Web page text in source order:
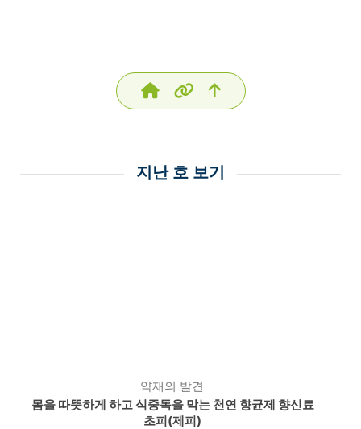
지난 호 보기
약재의 발견
몸을 따뜻하게 하고 식중독을 막는 천연 향균제 향신료
초피(제피)